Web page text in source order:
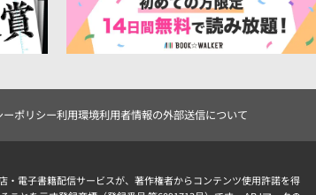
ポリシー利用環境利用者情報の外部送信について
・電子書籍配信サービスが、著作権者からコンテンツ使用許諾を得